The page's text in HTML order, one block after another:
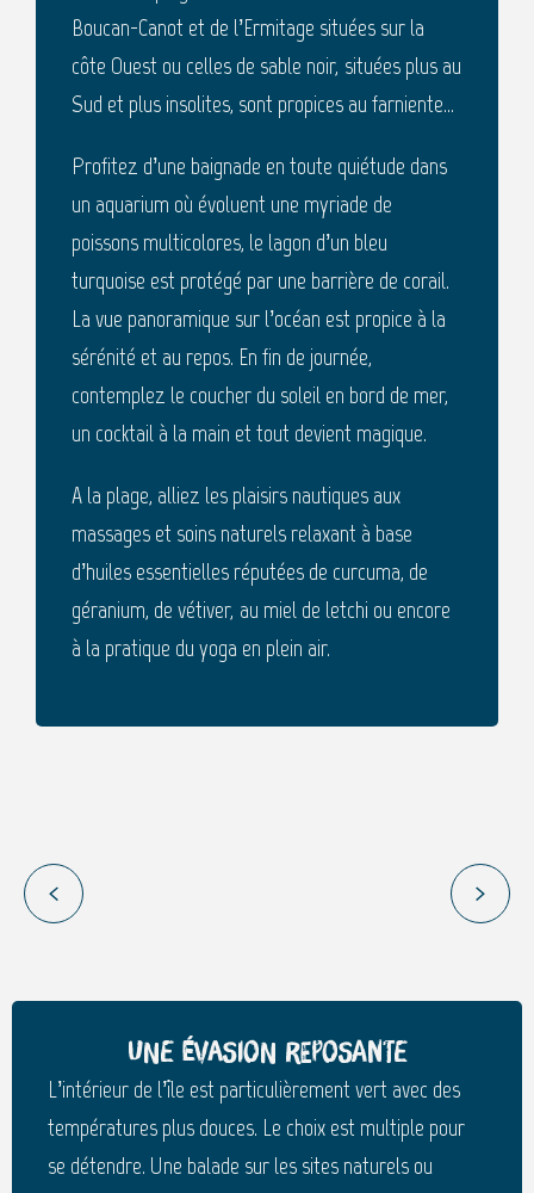
Boucan-Canot et de l’Ermitage situées sur la
côte Ouest ou celles de sable noir, situées plus au
Sud et plus insolites, sont propices au farniente…
Profitez d’une baignade en toute quiétude dans
un aquarium où évoluent une myriade de
poissons multicolores, le lagon d’un bleu
turquoise est protégé par une barrière de corail.
La vue panoramique sur l’océan est propice à la
sérénité et au repos. En fin de journée,
contemplez le coucher du soleil en bord de mer,
un cocktail à la main et tout devient magique.
A la plage, alliez les plaisirs nautiques aux
massages et soins naturels relaxant à base
d’huiles essentielles réputées de curcuma, de
géranium, de vétiver, au miel de letchi ou encore
à la pratique du yoga en plein air.
Une évasion reposante
L’intérieur de l’île est particulièrement vert avec des
températures plus douces. Le choix est multiple pour
se détendre. Une balade sur les sites naturels ou